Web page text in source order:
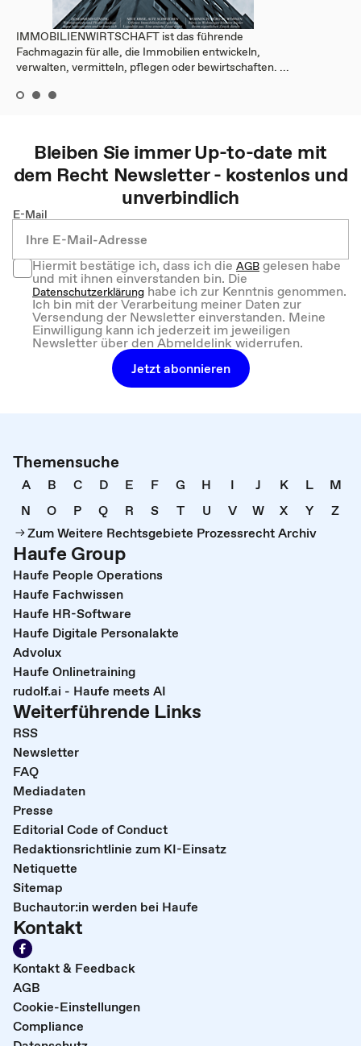
IMMOBILIENWIRTSCHAFT ist das führende
Fachmagazin für alle, die Immobilien entwickeln,
verwalten, vermitteln, pflegen oder bewirtschaften. ...
Bleiben Sie immer Up-to-date mit
dem Recht Newsletter - kostenlos und
unverbindlich
E-Mail
Hiermit bestätige ich, dass ich dieAGBgelesen habe
und mit ihnen einverstanden bin. Die
Datenschutzerklärung habe ich zur Kenntnis genommen.
Ich bin mit der Verarbeitung meiner Daten zur
Versendung der Newsletter einverstanden. Meine
Einwilligung kann ich jederzeit im jeweiligen
Newsletter über den Abmeldelink widerrufen.
Jetzt abonnieren
Themensuche
A B C D E F G H I J K L
M
N
O P Q R S T U V W X Y
Z
Zum Weitere Rechtsgebiete Prozessrecht Archiv
Haufe Group
Haufe People Operations
Haufe Fachwissen
Haufe HR-Software
Haufe Digitale Personalakte
Advolux
Haufe Onlinetraining
rudolf.ai - Haufe meets AI
Weiterführende Links
RSS
Newsletter
FAQ
Mediadaten
Presse
Editorial Code of Conduct
Redaktionsrichtlinie zum KI-Einsatz
Netiquette
Sitemap
Buchautor:in werden bei Haufe
Kontakt
Kontakt & Feedback
AGB
Cookie-Einstellungen
Compliance